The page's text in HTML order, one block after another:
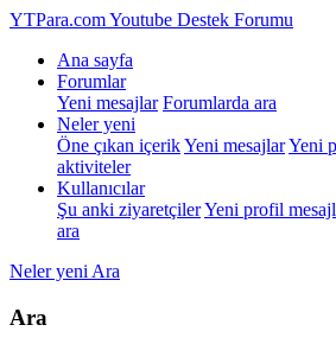
YTPara.comYoutube Destek Forumu
Ana sayfa
Forumlar
Yeni mesajlar Forumlarda ara
Neler yeni
Öne çıkan içerikYeni mesajlarYeni
aktiviteler
Kullanıcılar
Şu anki ziyaretçilerYeni profil
ara
Neler yeni Ara
Ara